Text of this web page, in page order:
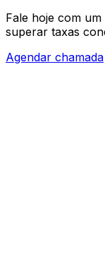
Fale hoje com um
superar taxas
Agendar chamada